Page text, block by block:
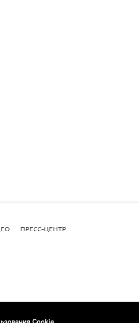
ПРЕСС-ЦЕНТР